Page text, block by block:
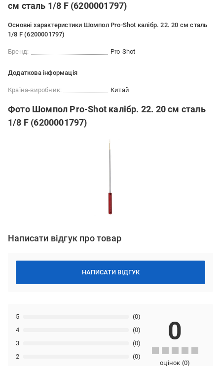
см сталь 1/8 F (6200001797)
Основні характеристики Шомпол Pro-Shot калібр. 22. 20 см сталь
1/8 F (6200001797)
Бренд: Pro-Shot
Додаткова інформація
Країна-виробник: Китай
Фото Шомпол Pro-Shot калібр. 22. 20 см сталь
1/8 F (6200001797)
Написати відгук про товар
НАПИСАТИ ВІДГУК
2 (0)
3 (0)
4 (0)
5 (0)
0
оцінок (0)